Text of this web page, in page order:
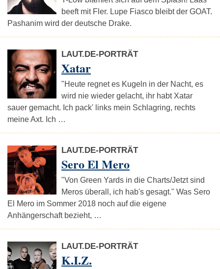
beeft mit Fler. Lupe Fiasco bleibt der GOAT.
Pashanim wird der deutsche Drake.
LAUT.DE-PORTRÄT
Xatar
"Heute regnet es Kugeln in der Nacht, es
wird nie wieder gelacht, ihr habt Xatar
sauer gemacht. Ich pack' links mein Schlagring, rechts
meine Axt. Ich …
LAUT.DE-PORTRÄT
Sero El Mero
"Von Green Yards in die Charts/Jetzt sind
Meros überall, ich hab's gesagt." Was Sero
El Mero im Sommer 2018 noch auf die eigene
Anhängerschaft bezieht, …
LAUT.DE-PORTRÄT
K.I.Z.